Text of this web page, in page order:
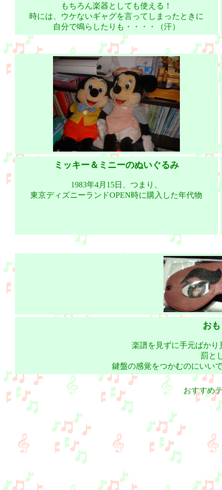
もちろん楽器としても使える！
時には、ウケないギャグを言ってしまったときに
自分で鳴らしたりも・・・・（汗）
ミッキー＆ミニーのぬいぐるみ
1983年4月15日、つまり、
東京ディズニーランドOPEN時に購入した年代物
お
楽譜を見ずに手元ばか
罰と
鍵盤の感覚をつかむのにいい
おすすめ